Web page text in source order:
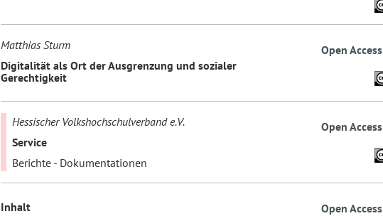
Matthias Sturm
Digitalität als Ort der Ausgrenzung und sozialer
Gerechtigkeit
Open Access
Hessischer Volkshochschulverband e.V.
Service
Berichte - Dokumentationen
Open Access
Inhalt Open Access